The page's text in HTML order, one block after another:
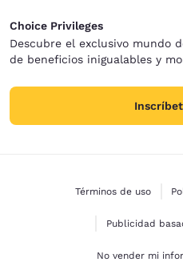
Choice Privileges
Descubre el exclusivo mundo
de beneficios inigualables y
Términos de uso
Publicidad
No vender mi